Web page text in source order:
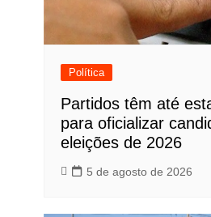
Política
Partidos têm até
para oficializar
eleições de 2026
5 de agosto de 2026